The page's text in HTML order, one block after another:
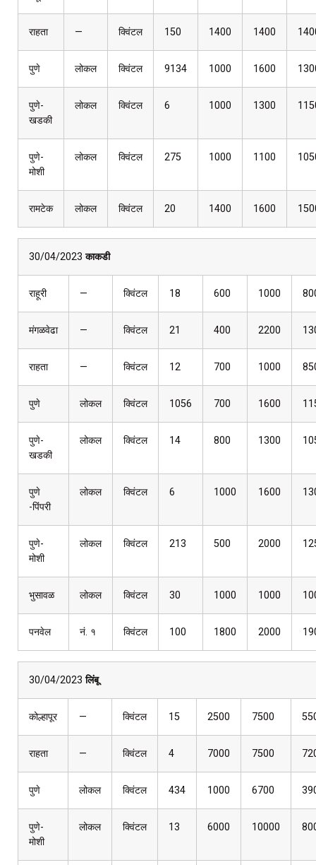
राहता — क्विंटल 150 1400 1400
पुणे लोकल क्विंटल 9134 1000 1600
पुणे-
खडकी
लोकल क्विंटल 6 1000 1300
पुणे-
मोशी
लोकल क्विंटल 275 1000 1100
रामटेक लोकल क्विंटल 20 1400 1600
30/04/2023काकडी
राहूरी — क्विंटल 18 600 1000
मंगळवेढा — क्विंटल 21 400 2200
राहता — क्विंटल 12 700 1000
पुणे लोकल क्विंटल 1056 700 1600
पुणे-
खडकी
लोकल क्विंटल 14 800 1300
पुणे
-पिंपरी
लोकल क्विंटल 6 1000 1600
पुणे-
मोशी
लोकल क्विंटल 213 500 2000
भुसावळ लोकल क्विंटल 30 1000 1000
पनवेल नं. १ क्विंटल 100 1800 2000
30/04/2023लिंबू
कोल्हापूर — क्विंटल 15 2500 7500
राहता — क्विंटल 4 7000 7500
पुणे लोकल क्विंटल 434 1000 6700
पुणे-
मोशी
लोकल क्विंटल 13 6000 10000